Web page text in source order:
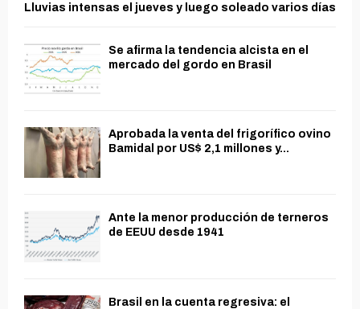
Lluvias intensas el jueves y luego soleado varios días
Se afirma la tendencia alcista en el
mercado del gordo en Brasil
Aprobada la venta del frigorífico ovino
Bamidal por US$ 2,1 millones y...
Ante la menor producción de terneros
de EEUU desde 1941
Brasil en la cuenta regresiva: el